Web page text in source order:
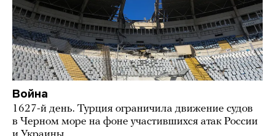
Война
1627-й день. Турция ограничила движение судов
в Черном море на фоне участившихся атак России